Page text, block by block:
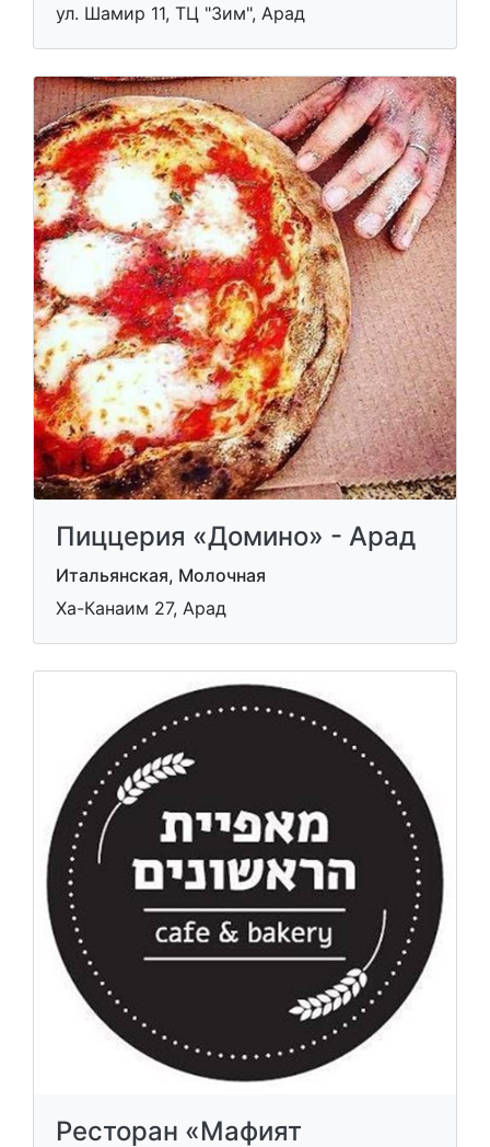
ул. Шамир 11, ТЦ "Зим", Арад
Пиццерия «Домино» - Арад
Итальянская, Молочная
Ха-Канаим 27, Арад
Ресторан «Мафият